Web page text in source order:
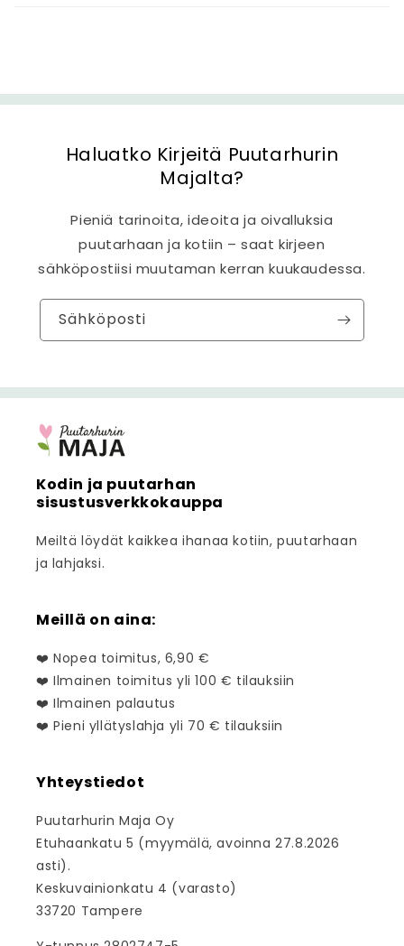
Haluatko Kirjeitä Puutarhurin
Majalta?
Pieniä tarinoita, ideoita ja oivalluksia
puutarhaan ja kotiin – saat kirjeen
sähköpostiisi muutaman kerran kuukaudessa.
Sähköposti
Kodin ja puutarhan
sisustusverkkokauppa
Meiltä löydät kaikkea ihanaa kotiin, puutarhaan
ja lahjaksi.
Meillä on aina:
❤️ Nopea toimitus, 6,90 €
❤️ Ilmainen toimitus yli 100 € tilauksiin
❤️ Ilmainen palautus
❤️ Pieni yllätyslahja yli 70 € tilauksiin
Yhteystiedot
Puutarhurin Maja Oy
Etuhaankatu 5 (myymälä, avoinna 27.8.2026
asti).
Keskuvainionkatu 4 (varasto)
33720 Tampere